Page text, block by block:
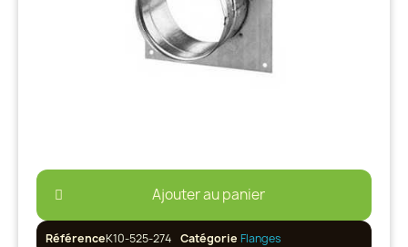
Ajouter au panier
RéférenceK10-525-274 Catégorie Flanges